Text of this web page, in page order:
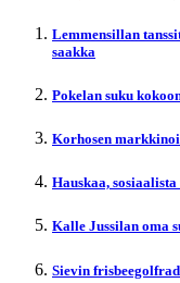
Lemmensillan
saakka
Pokelan suku
Korhosen
Hauskaa,
Kalle Jussilan oma
Sievin